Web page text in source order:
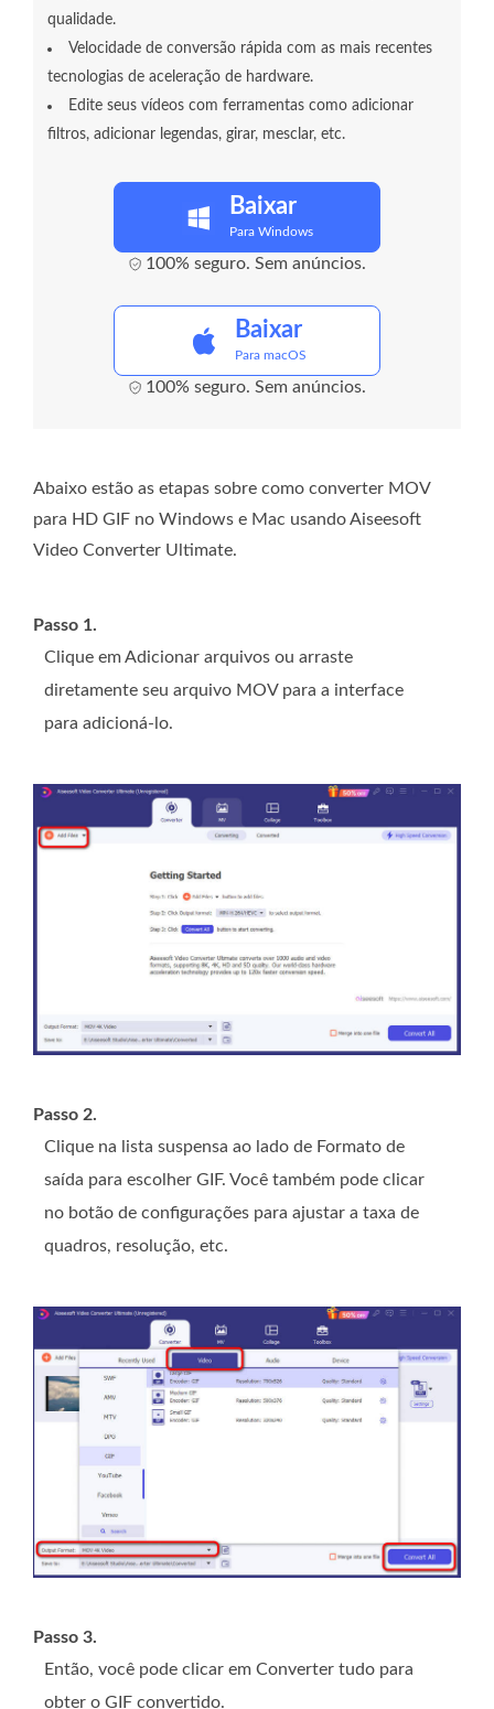
qualidade.
Velocidade de conversão rápida com as mais recentes
tecnologias de aceleração de hardware.
Edite seus vídeos com ferramentas como adicionar
filtros, adicionar legendas, girar, mesclar, etc.
Baixar
Para Windows
100% seguro. Sem anúncios.
Baixar
Para macOS
100% seguro. Sem anúncios.
Abaixo estão as etapas sobre como converter MOV
para HD GIF no Windows e Mac usando Aiseesoft
Video Converter Ultimate.
Passo 1.
Clique em Adicionar arquivos ou arraste
diretamente seu arquivo MOV para a interface
para adicioná-lo.
Passo 2.
Clique na lista suspensa ao lado de Formato de
saída para escolher GIF. Você também pode clicar
no botão de configurações para ajustar a taxa de
quadros, resolução, etc.
Passo 3.
Então, você pode clicar em Converter tudo para
obter o GIF convertido.